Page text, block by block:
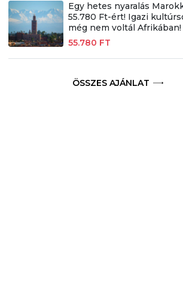
Egy hetes nyaralás
55.780 Ft-ért! Igazi
még nem voltál Afrikában!
55.780 FT
ÖSSZES AJÁNLAT